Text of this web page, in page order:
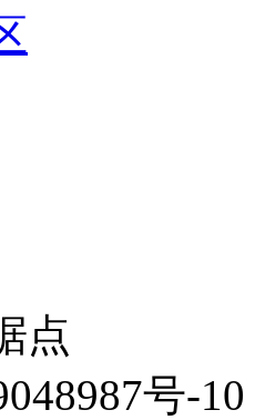
点
号-10